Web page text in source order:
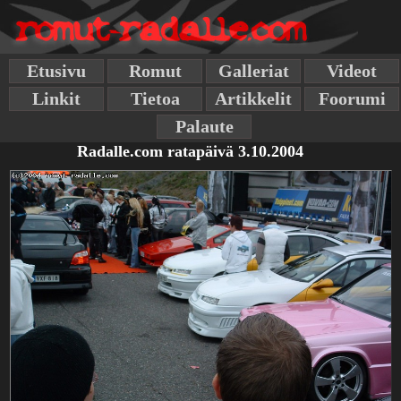
Etusivu Romut Galleriat
Videot
Linkit
Tietoa Artikkelit
Foorumi
Palaute
Radalle.com ratapäivä 3.10.2004